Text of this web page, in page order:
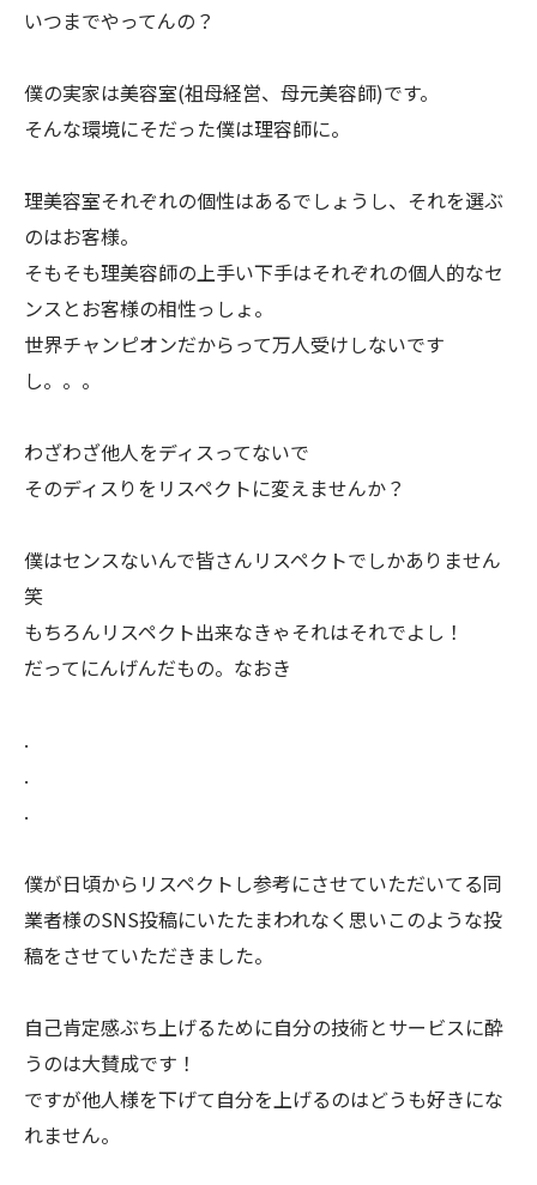
いつまでやってんの？
僕の実家は美容室(祖母経営、母元美容師)です。
そんな環境にそだった僕は理容師に。
理美容室それぞれの個性はあるでしょうし、それを選ぶ
のはお客様。
そもそも理美容師の上手い下手はそれぞれの個人的なセ
ンスとお客様の相性っしょ。
世界チャンピオンだからって万人受けしないです
し。。。
わざわざ他人をディスってないで
そのディスりをリスペクトに変えませんか？
僕はセンスないんで皆さんリスペクトでしかありません
笑
もちろんリスペクト出来なきゃそれはそれでよし！
だってにんげんだもの。なおき
.
.
.
僕が日頃からリスペクトし参考にさせていただいてる同
業者様のSNS投稿にいたたまわれなく思いこのような投
稿をさせていただきました。
自己肯定感ぶち上げるために自分の技術とサービスに酔
うのは大賛成です！
ですが他人様を下げて自分を上げるのはどうも好きにな
れません。